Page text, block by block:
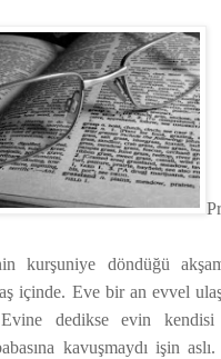
kurşuniye döndüğü
içinde. Eve bir an evvel
Evine dedikse evin
kavuşmaydı işin